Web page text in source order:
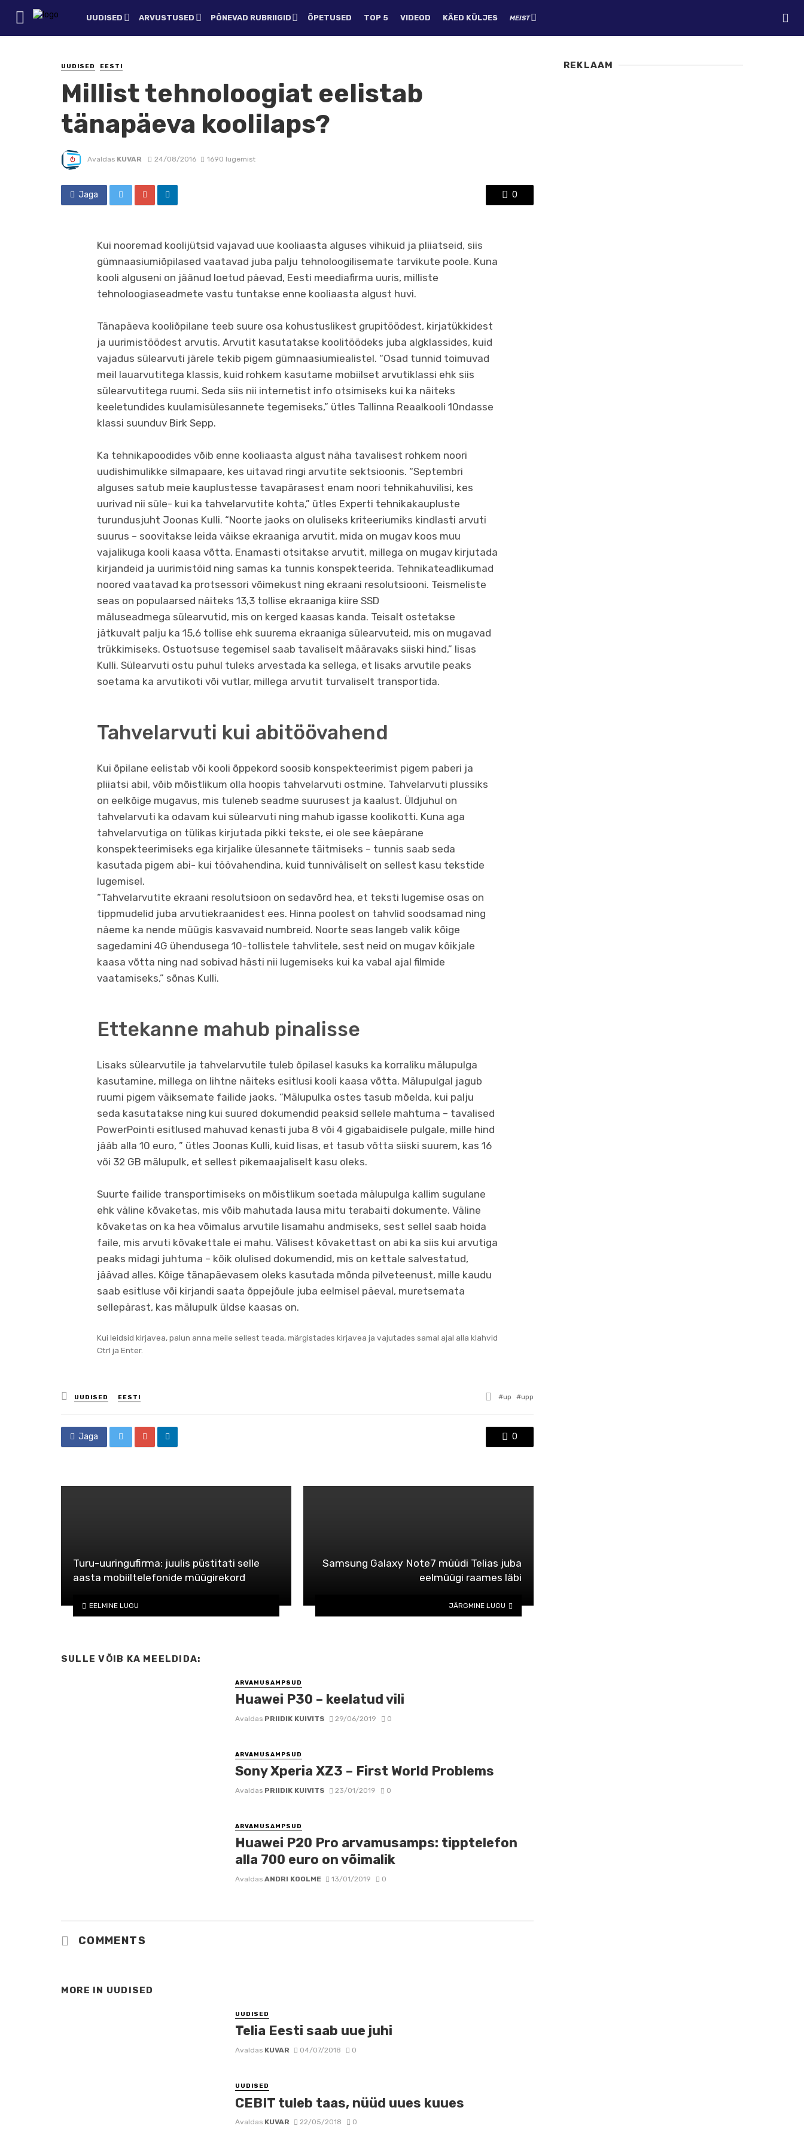
UUDISED ARVUSTUSED PÕNEVAD RUBRIIGID ÕPETUSED TOP 5 VIDEOD KÄED KÜLJES MEIST
UUDISED EESTI
Millist tehnoloogiat eelistab
tänapäeva koolilaps?
Avaldas KUVAR 24/08/2016 1690 lugemist
Jaga 0
Kui nooremad koolijütsid vajavad uue kooliaasta alguses vihikuid ja pliiatseid, siis
gümnaasiumiõpilased vaatavad juba palju tehnoloogilisemate tarvikute poole. Kuna
kooli alguseni on jäänud loetud päevad, Eesti meediafirma uuris, milliste
tehnoloogiaseadmete vastu tuntakse enne kooliaasta algust huvi.
Tänapäeva kooliõpilane teeb suure osa kohustuslikest grupitöödest, kirjatükkidest
ja uurimistöödest arvutis. Arvutit kasutatakse koolitöödeks juba algklassides, kuid
vajadus sülearvuti järele tekib pigem gümnaasiumiealistel. “Osad tunnid toimuvad
meil lauarvutitega klassis, kuid rohkem kasutame mobiilset arvutiklassi ehk siis
sülearvutitega ruumi. Seda siis nii internetist info otsimiseks kui ka näiteks
keeletundides kuulamisülesannete tegemiseks,” ütles Tallinna Reaalkooli 10ndasse
klassi suunduv Birk Sepp.
Ka tehnikapoodides võib enne kooliaasta algust näha tavalisest rohkem noori
uudishimulikke silmapaare, kes uitavad ringi arvutite sektsioonis. “Septembri
alguses satub meie kauplustesse tavapärasest enam noori tehnikahuvilisi, kes
uurivad nii süle- kui ka tahvelarvutite kohta,” ütles Experti tehnikakaupluste
turundusjuht Joonas Kulli. “Noorte jaoks on oluliseks kriteeriumiks kindlasti arvuti
suurus – soovitakse leida väikse ekraaniga arvutit, mida on mugav koos muu
vajalikuga kooli kaasa võtta. Enamasti otsitakse arvutit, millega on mugav kirjutada
kirjandeid ja uurimistöid ning samas ka tunnis konspekteerida. Tehnikateadlikumad
noored vaatavad ka protsessori võimekust ning ekraani resolutsiooni. Teismeliste
seas on populaarsed näiteks 13,3 tollise ekraaniga kiire SSD
mäluseadmega sülearvutid, mis on kerged kaasas kanda. Teisalt ostetakse
jätkuvalt palju ka 15,6 tollise ehk suurema ekraaniga sülearvuteid, mis on mugavad
trükkimiseks. Ostuotsuse tegemisel saab tavaliselt määravaks siiski hind,” lisas
Kulli. Sülearvuti ostu puhul tuleks arvestada ka sellega, et lisaks arvutile peaks
soetama ka arvutikoti või vutlar, millega arvutit turvaliselt transportida.
Tahvelarvuti kui abitöövahend
Kui õpilane eelistab või kooli õppekord soosib konspekteerimist pigem paberi ja
pliiatsi abil, võib mõistlikum olla hoopis tahvelarvuti ostmine. Tahvelarvuti plussiks
on eelkõige mugavus, mis tuleneb seadme suurusest ja kaalust. Üldjuhul on
tahvelarvuti ka odavam kui sülearvuti ning mahub igasse koolikotti. Kuna aga
tahvelarvutiga on tülikas kirjutada pikki tekste, ei ole see käepärane
konspekteerimiseks ega kirjalike ülesannete täitmiseks – tunnis saab seda
kasutada pigem abi- kui töövahendina, kuid tunniväliselt on sellest kasu tekstide
lugemisel.
“Tahvelarvutite ekraani resolutsioon on sedavõrd hea, et teksti lugemise osas on
tippmudelid juba arvutiekraanidest ees. Hinna poolest on tahvlid soodsamad ning
näeme ka nende müügis kasvavaid numbreid. Noorte seas langeb valik kõige
sagedamini 4G ühendusega 10-tollistele tahvlitele, sest neid on mugav kõikjale
kaasa võtta ning nad sobivad hästi nii lugemiseks kui ka vabal ajal filmide
vaatamiseks,” sõnas Kulli.
Ettekanne mahub pinalisse
Lisaks sülearvutile ja tahvelarvutile tuleb õpilasel kasuks ka korraliku mälupulga
kasutamine, millega on lihtne näiteks esitlusi kooli kaasa võtta. Mälupulgal jagub
ruumi pigem väiksemate failide jaoks. “Mälupulka ostes tasub mõelda, kui palju
seda kasutatakse ning kui suured dokumendid peaksid sellele mahtuma – tavalised
PowerPointi esitlused mahuvad kenasti juba 8 või 4 gigabaidisele pulgale, mille hind
jääb alla 10 euro, ” ütles Joonas Kulli, kuid lisas, et tasub võtta siiski suurem, kas 16
või 32 GB mälupulk, et sellest pikemaajaliselt kasu oleks.
Suurte failide transportimiseks on mõistlikum soetada mälupulga kallim sugulane
ehk väline kõvaketas, mis võib mahutada lausa mitu terabaiti dokumente. Väline
kõvaketas on ka hea võimalus arvutile lisamahu andmiseks, sest sellel saab hoida
faile, mis arvuti kõvakettale ei mahu. Välisest kõvakettast on abi ka siis kui arvutiga
peaks midagi juhtuma – kõik olulised dokumendid, mis on kettale salvestatud,
jäävad alles. Kõige tänapäevasem oleks kasutada mõnda pilveteenust, mille kaudu
saab esitluse või kirjandi saata õppejõule juba eelmisel päeval, muretsemata
sellepärast, kas mälupulk üldse kaasas on.
Kui leidsid kirjavea, palun anna meile sellest teada, märgistades kirjavea ja vajutades samal ajal alla klahvid
Ctrl ja Enter.
Posted
in
UUDISED EESTI
Tagged
up upp
Jaga 0
Turu-uuringufirma: juulis püstitati selle
aasta mobiiltelefonide müügirekord
EELMINE LUGU
Samsung Galaxy Note7 müüdi Telias juba
eelmüügi raames läbi
JÄRGMINE LUGU
SULLE VÕIB KA MEELDIDA:
ARVAMUSAMPSUD
Huawei P30 – keelatud vili
Avaldas PRIIDIK KUIVITS 29/06/2019 0
ARVAMUSAMPSUD
Sony Xperia XZ3 – First World Problems
Avaldas PRIIDIK KUIVITS 23/01/2019 0
ARVAMUSAMPSUD
Huawei P20 Pro arvamusamps: tipptelefon
alla 700 euro on võimalik
Avaldas ANDRI KOOLME 13/01/2019 0
COMMENTS
MORE IN UUDISED
UUDISED
Telia Eesti saab uue juhi
Avaldas KUVAR 04/07/2018 0
UUDISED
CEBIT tuleb taas, nüüd uues kuues
Avaldas KUVAR 22/05/2018 0
REKLAAM